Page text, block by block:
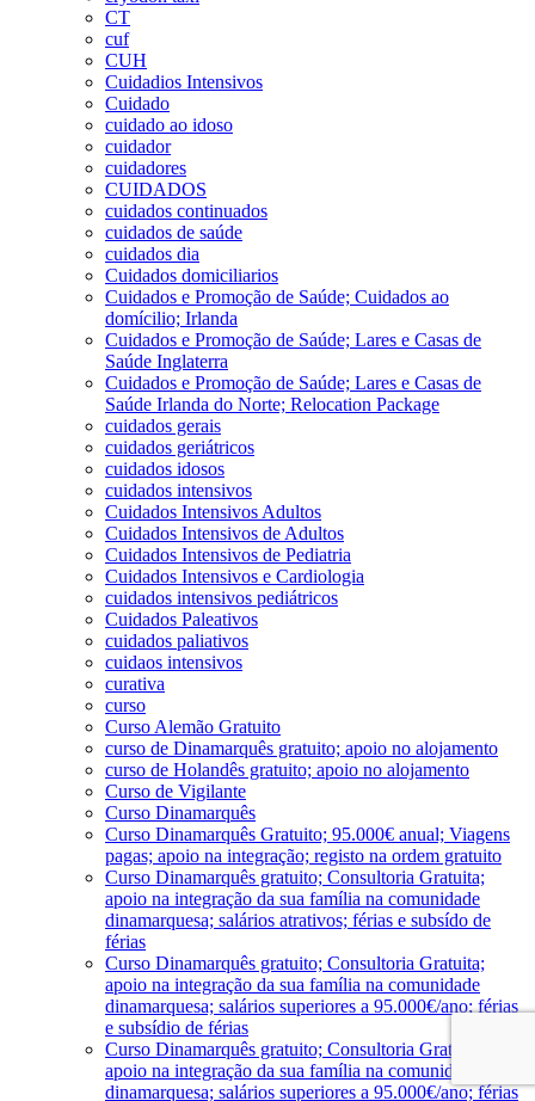
CT
cuf
CUH
Cuidadios Intensivos
Cuidado
cuidado ao idoso
cuidador
cuidadores
CUIDADOS
cuidados continuados
cuidados de saúde
cuidados dia
Cuidados domiciliarios
Cuidados e Promoção de Saúde; Cuidados ao
domícilio; Irlanda
Cuidados e Promoção de Saúde; Lares e Casas de
Saúde Inglaterra
Cuidados e Promoção de Saúde; Lares e Casas de
Saúde Irlanda do Norte; Relocation Package
cuidados gerais
cuidados geriátricos
cuidados idosos
cuidados intensivos
Cuidados Intensivos Adultos
Cuidados Intensivos de Adultos
Cuidados Intensivos de Pediatria
Cuidados Intensivos e Cardiologia
cuidados intensivos pediátricos
Cuidados Paleativos
cuidados paliativos
cuidaos intensivos
curativa
curso
Curso Alemão Gratuito
curso de Dinamarquês gratuito; apoio no alojamento
curso de Holandês gratuito; apoio no alojamento
Curso de Vigilante
Curso Dinamarquês
Curso Dinamarquês Gratuito; 95.000€ anual; Viagens
pagas; apoio na integração; registo na ordem gratuito
Curso Dinamarquês gratuito; Consultoria Gratuita;
apoio na integração da sua família na comunidade
dinamarquesa; salários atrativos; férias e subsído de
férias
Curso Dinamarquês gratuito; Consultoria Gratuita;
apoio na integração da sua família na comunidade
dinamarquesa; salários superiores a 95.000€/ano; férias
e subsídio de férias
Curso Dinamarquês gratuito; Consultoria Gratuita;
apoio na integração da sua família na comunidade
dinamarquesa; salários superiores a 95.000€/ano; férias